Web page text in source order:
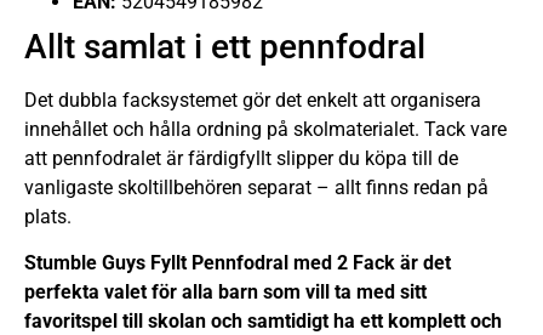
Allt samlat i ett pennfodral
Det dubbla facksystemet gör det enkelt att organisera
innehållet och hålla ordning på skolmaterialet. Tack vare
att pennfodralet är färdigfyllt slipper du köpa till de
vanligaste skoltillbehören separat – allt finns redan på
plats.
Stumble Guys Fyllt Pennfodral med 2 Fack är det
perfekta valet för alla barn som vill ta med sitt
favoritspel till skolan och samtidigt ha ett komplett och